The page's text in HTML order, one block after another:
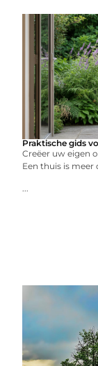
Praktische gids
Creëer uw eigen
Een thuis is meer
...